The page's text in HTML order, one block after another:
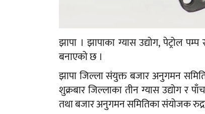
झापा । झापाका ग्यास उद्योग, पेट्रोल
बनाएको छ ।
झापा जिल्ला संयुक्त बजार अनुगमन
शुक्रबार जिल्लाका तीन ग्यास उद्योग र
तथा बजार अनुगमन समितिका संयोजक